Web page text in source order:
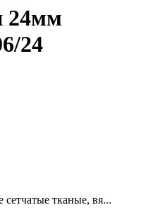
24мм
24
тканые, вя...